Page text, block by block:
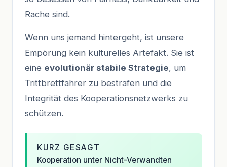
Rache sind.
Wenn uns jemand hintergeht, ist unsere
Empörung kein kulturelles Artefakt. Sie ist
eine evolutionär stabile Strategie, um
Trittbrettfahrer zu bestrafen und die
Integrität des Kooperationsnetzwerks zu
schützen.
KURZ GESAGT
Kooperation unter Nicht-Verwandten